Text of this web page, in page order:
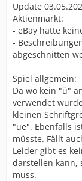
Update
Aktienmarkt:
- eBay hatte
-
abgeschnitten
Spiel allgemein:
Da wo kein "ü"
verwendet
kleinen
"ue". Ebenfalls
müsste. Fällt
Leider gibt es
darstellen kann,
muss.